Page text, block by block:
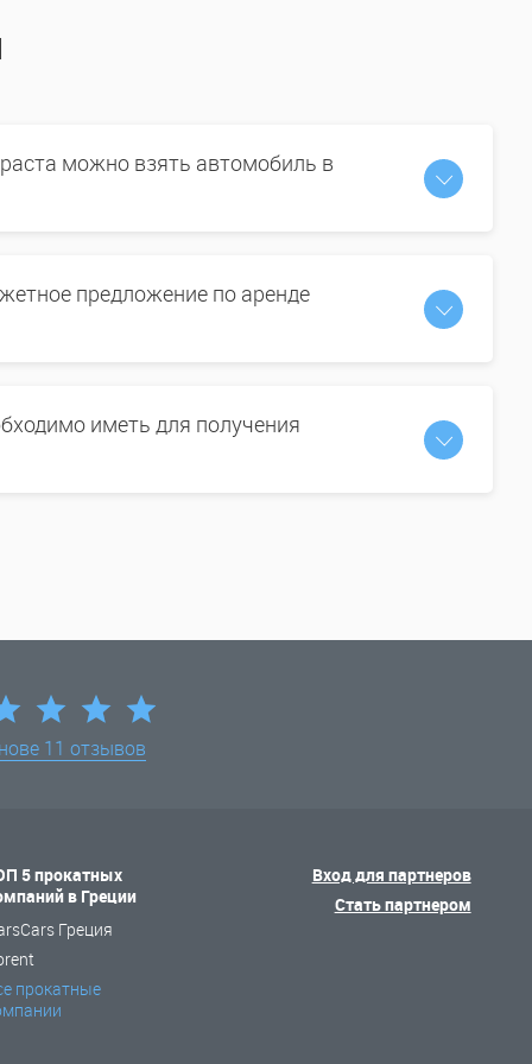
можно взять автомобиль в
предложение по аренде
иметь для получения
11 отзывов
5 прокатных
в Греции
Греция
прокатные
Вход для партнеров
Стать партнером